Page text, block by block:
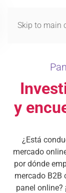
Skip to main
y
¿Está
mercado
por dónde
mercado B2B
panel online?